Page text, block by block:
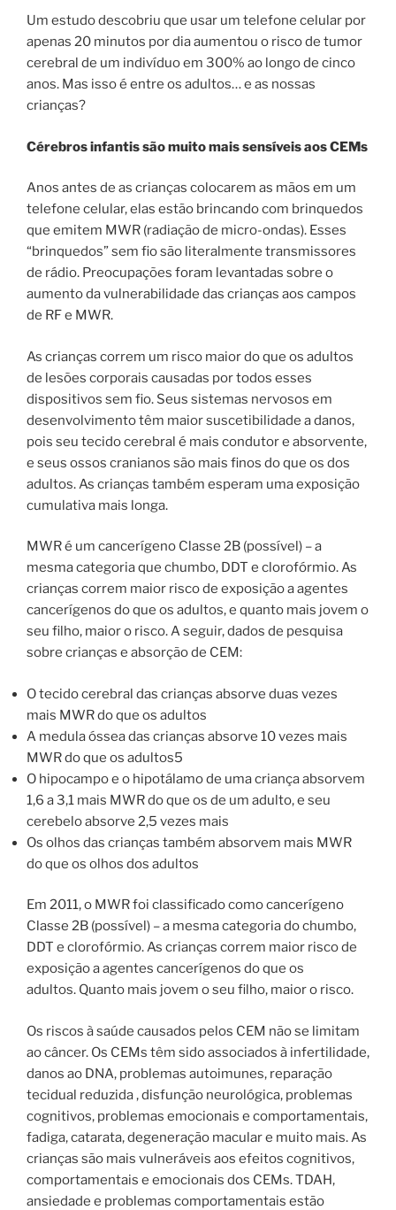
Um estudo descobriu que usar um telefone celular por
apenas 20 minutos por dia aumentou o risco de tumor
cerebral de um indivíduo em 300% ao longo de cinco
anos. Mas isso é entre os adultos… e as nossas
crianças?
Cérebros infantis são muito mais sensíveis aos CEMs
Anos antes de as crianças colocarem as mãos em um
telefone celular, elas estão brincando com brinquedos
que emitem MWR (radiação de micro-ondas). Esses
“brinquedos” sem fio são literalmente transmissores
de rádio. Preocupações foram levantadas sobre o
aumento da vulnerabilidade das crianças aos campos
de RF e MWR.
As crianças correm um risco maior do que os adultos
de lesões corporais causadas por todos esses
dispositivos sem fio. Seus sistemas nervosos em
desenvolvimento têm maior suscetibilidade a danos,
pois seu tecido cerebral é mais condutor e absorvente,
e seus ossos cranianos são mais finos do que os dos
adultos. As crianças também esperam uma exposição
cumulativa mais longa.
MWR é um cancerígeno Classe 2B (possível) – a
mesma categoria que chumbo, DDT e clorofórmio. As
crianças correm maior risco de exposição a agentes
cancerígenos do que os adultos, e quanto mais jovem o
seu filho, maior o risco. A seguir, dados de pesquisa
sobre crianças e absorção de CEM:
O tecido cerebral das crianças absorve duas vezes
mais MWR do que os adultos
A medula óssea das crianças absorve 10 vezes mais
MWR do que os adultos5
O hipocampo e o hipotálamo de uma criança absorvem
1,6 a 3,1 mais MWR do que os de um adulto, e seu
cerebelo absorve 2,5 vezes mais
Os olhos das crianças também absorvem mais MWR
do que os olhos dos adultos
Em 2011, o MWR foi classificado como cancerígeno
Classe 2B (possível) – a mesma categoria do chumbo,
DDT e clorofórmio. As crianças correm maior risco de
exposição a agentes cancerígenos do que os
adultos. Quanto mais jovem o seu filho, maior o risco.
Os riscos à saúde causados ​​pelos CEM não se limitam
ao câncer. Os CEMs têm sido associados à infertilidade,
danos ao DNA, problemas autoimunes, reparação
tecidual reduzida , disfunção neurológica, problemas
cognitivos, problemas emocionais e comportamentais,
fadiga, catarata, degeneração macular e muito mais. As
crianças são mais vulneráveis ​​aos efeitos cognitivos,
comportamentais e emocionais dos CEMs. TDAH,
ansiedade e problemas comportamentais estão